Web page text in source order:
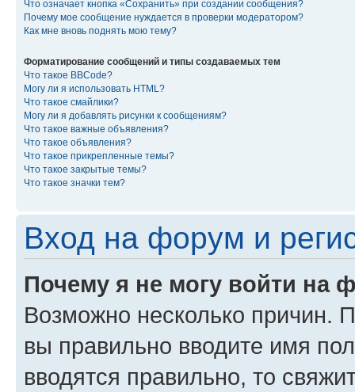
Что означает кнопка «Сохранить» при создании сообщения?
Почему мое сообщение нуждается в проверки модератором?
Как мне вновь поднять мою тему?
Форматирование сообщений и типы создаваемых тем
Что такое BBCode?
Могу ли я использовать HTML?
Что такое смайлики?
Могу ли я добавлять рисунки к сообщениям?
Что такое важные объявления?
Что такое объявления?
Что такое прикрепленные темы?
Что такое закрытые темы?
Что такое значки тем?
Вход на форум и
Почему я не могу войти на
Возможно несколько причин.
вы правильно вводите имя
вводятся правильно, то